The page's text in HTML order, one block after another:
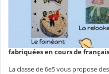
fabriquées en cours de français
La classe de 6e5 vous propose